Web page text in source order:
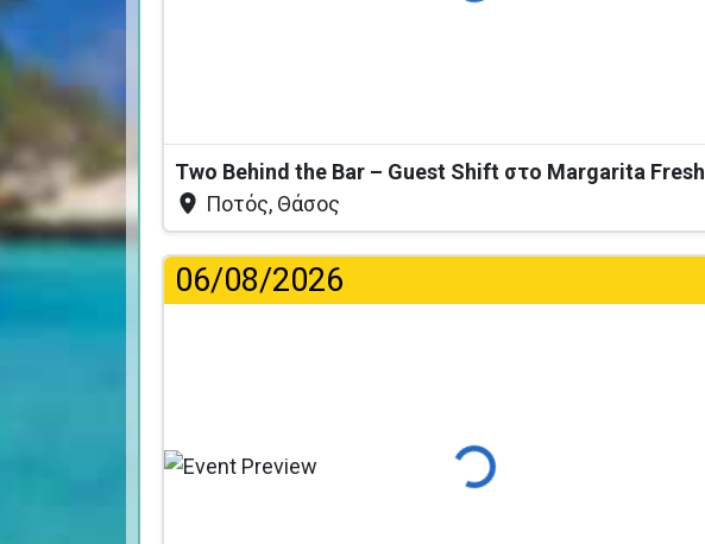
Two Behind the Bar – Guest Shift στο Margarita Fresh
Ποτός, Θάσος
06/08/2026
Φόρτωση...